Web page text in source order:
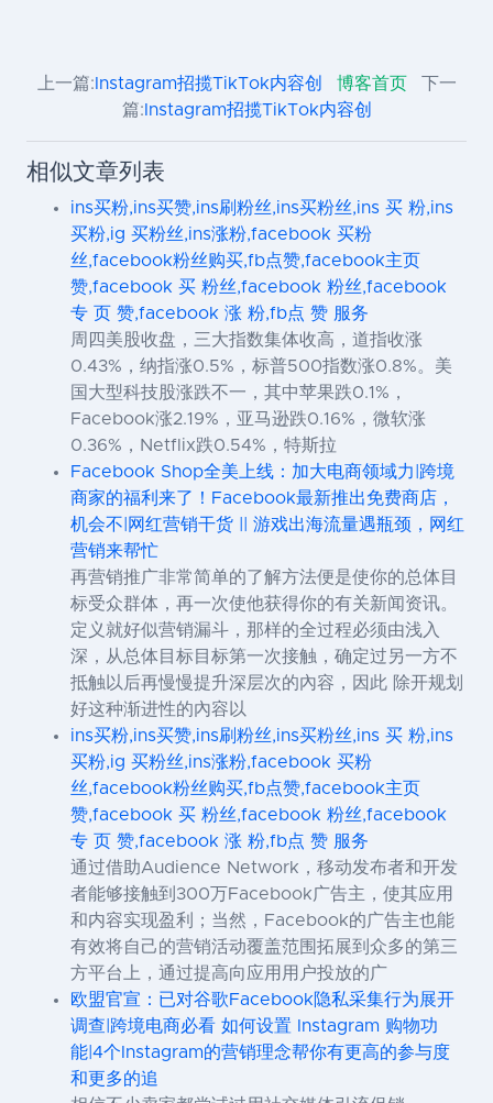
上一篇: Instagram招揽TikTok内容创 博客首页
下一
篇: Instagram招揽TikTok内容创
相似文章列表
ins买粉,ins买赞,ins刷粉丝,ins买粉丝,ins 买 粉,ins
买粉,ig 买粉丝,ins涨粉,facebook 买粉
丝,facebook粉丝购买,fb点赞,facebook主页
赞,facebook 买 粉丝,facebook 粉丝,facebook
专 页 赞,facebook 涨 粉,fb点 赞 服务
周四美股收盘，三大指数集体收高，道指收涨
0.43%，纳指涨0.5%，标普500指数涨0.8%。美
国大型科技股涨跌不一，其中苹果跌0.1%，
Facebook涨2.19%，亚马逊跌0.16%，微软涨
0.36%，Netflix跌0.54%，特斯拉
Facebook Shop全美上线：加大电商领域力|跨境
商家的福利来了！Facebook最新推出免费商店，
机会不|网红营销干货 || 游戏出海流量遇瓶颈，网红
营销来帮忙
再营销推广非常简单的了解方法便是使你的总体目
标受众群体，再一次使他获得你的有关新闻资讯。
定义就好似营销漏斗，那样的全过程必须由浅入
深，从总体目标目标第一次接触，确定过另一方不
抵触以后再慢慢提升深层次的內容，因此 除开规划
好这种渐进性的內容以
ins买粉,ins买赞,ins刷粉丝,ins买粉丝,ins 买 粉,ins
买粉,ig 买粉丝,ins涨粉,facebook 买粉
丝,facebook粉丝购买,fb点赞,facebook主页
赞,facebook 买 粉丝,facebook 粉丝,facebook
专 页 赞,facebook 涨 粉,fb点 赞 服务
通过借助Audience Network，移动发布者和开发
者能够接触到300万Facebook广告主，使其应用
和内容实现盈利；当然，Facebook的广告主也能
有效将自己的营销活动覆盖范围拓展到众多的第三
方平台上，通过提高向应用用户投放的广
欧盟官宣：已对谷歌Facebook隐私采集行为展开
调查|跨境电商必看 如何设置 Instagram 购物功
能|4个Instagram的营销理念帮你有更高的参与度
和更多的追